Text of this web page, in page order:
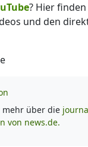
? Hier
und den
mehr über die
von news.de.